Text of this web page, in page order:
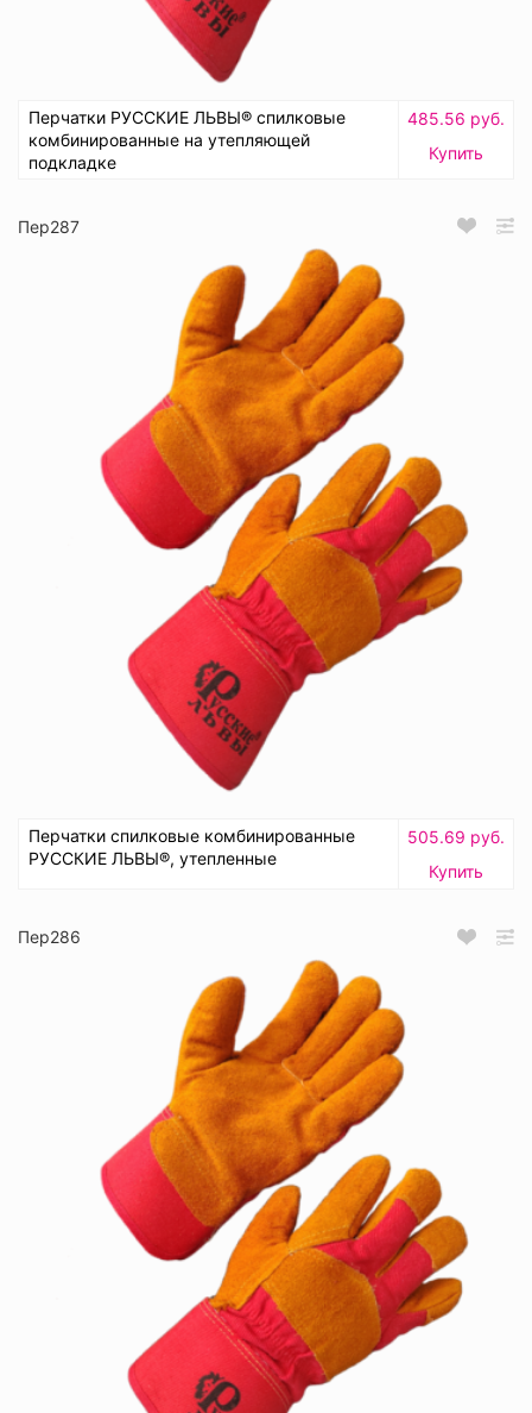
Перчатки РУССКИЕ ЛЬВЫ® спилковые
комбинированные на утепляющей
подкладке
485.56 руб.
Купить
Пер287
Перчатки спилковые комбинированные
РУССКИЕ ЛЬВЫ®, утепленные
505.69 руб.
Купить
Пер286